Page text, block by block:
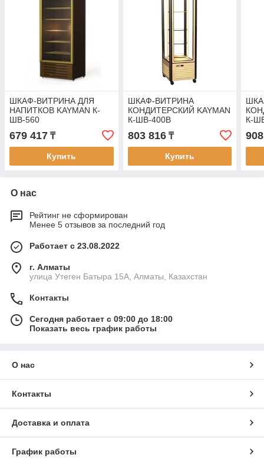
ШКАФ-ВИТРИНА ДЛЯ
НАПИТКОВ KAYMAN К-
ШВ-560
679 417 ₸
Купить
ШКАФ-ВИТРИНА
КОНДИТЕРСКИЙ KAYMAN
К-ШВ-400В
803 816₸
Купить
К-
О нас
Рейтинг не сформирован
Менее 5 отзывов за последний год
Работает с 23.08.2022
г. Алматы
улица Утеген Батыра 15А, Алматы, Казахстан
Контакты
Сегодня работает с 09:00 до 18:00
Показать весь график работы
О нас
Контакты
Доставка и оплата
График работы